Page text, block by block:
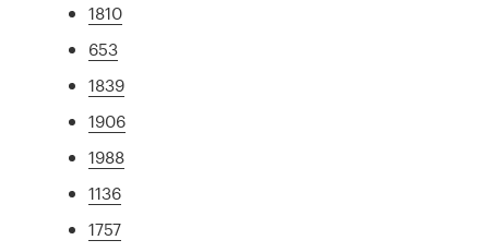
1810
653
1839
1906
1988
1136
1757